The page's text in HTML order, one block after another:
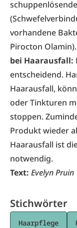
vorhandene
Pirocton Olamin).
bei Haarausfall:
entscheidend.
Haarausfall,
oder Tinkturen
stoppen.
Produkt wieder
Haarausfall ist
notwendig.
Text: Evelyn Pruin
Stichwörter
Haarpflege